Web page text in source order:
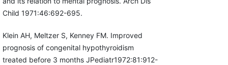
Child 1971:46:692-695.
Klein AH, Meltzer S, Kenney FM. Improved
prognosis of congenital hypothyroidism
treated before 3 months JPediatr1972:81:912-